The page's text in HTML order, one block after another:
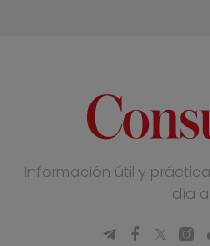
Información útil y
día